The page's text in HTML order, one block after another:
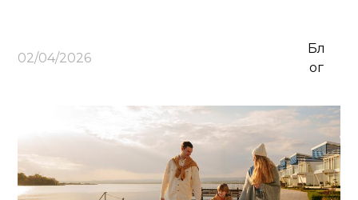
02/04/2026
Бл
ог